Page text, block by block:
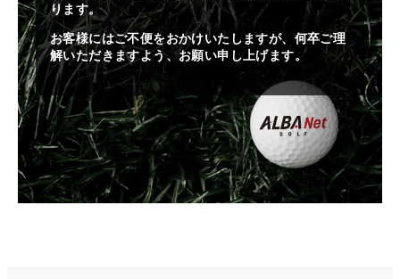
ります。
お客様にはご不便をおかけいたしますが、何卒ご理
解いただきますよう、お願い申し上げます。